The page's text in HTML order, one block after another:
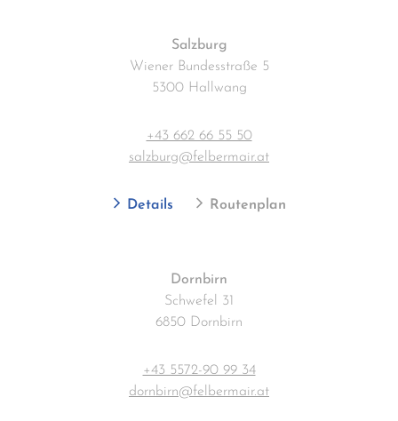
Salzburg
Wiener Bundesstraße 5
5300 Hallwang
+43 662 66 55 50
salzburg@felbermair.at
Details Routenplan
Dornbirn
Schwefel 31
6850 Dornbirn
+43 5572-90 99 34
dornbirn@felbermair.at